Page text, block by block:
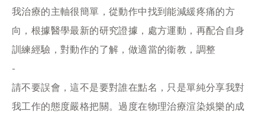
我治療的主軸很簡單，從動作中找到能減緩疼痛的方
向，根據醫學最新的研究證據，處方運動，再配合自身
訓練經驗，對動作的了解，做適當的衞教，調整
-
請不要誤會，這不是要對誰在點名，只是單純分享我對
我工作的態度嚴格把關。過度在物理治療渲染娛樂的成